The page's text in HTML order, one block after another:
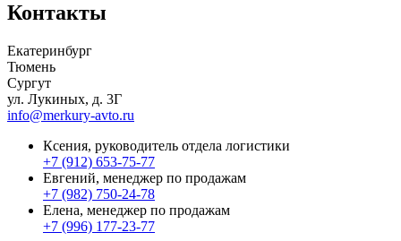
Контакты
Екатеринбург
Тюмень
Сургут
ул. Лукиных, д. 3Г
info@merkury-avto.ru
Ксения, руководитель отдела логистики
+7 (912) 653-75-77
Евгений, менеджер по продажам
+7 (982) 750-24-78
Елена, менеджер по продажам
+7 (996) 177-23-77